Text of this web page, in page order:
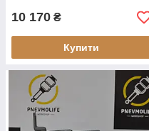
10 170 ₴
Купити